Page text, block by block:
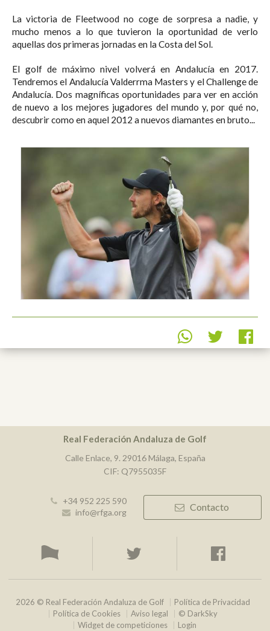
La victoria de Fleetwood no coge de sorpresa a nadie, y
mucho menos a lo que tuvieron la oportunidad de verlo
aquellas dos primeras jornadas en la Costa del Sol.
El golf de máximo nivel volverá en Andalucía en 2017.
Tendremos el Andalucía Valderrma Masters y el Challenge de
Andalucía. Dos magníficas oportunidades para ver en acción
de nuevo a los mejores jugadores del mundo y, por qué no,
descubrir como en aquel 2012 a nuevos diamantes en bruto...
Real Federación Andaluza de Golf
Calle Enlace, 9. 29016 Málaga, España
CIF: Q7955035F
+34 952 225 590
info@rfga.org
Contacto
2026 © Real Federación Andaluza de Golf
Política de Privacidad
Política de Cookies
Aviso legal
© DarkSky
Widget de competiciones
Login